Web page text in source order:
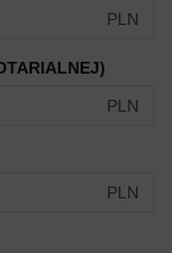
PLN
PLN
PLN